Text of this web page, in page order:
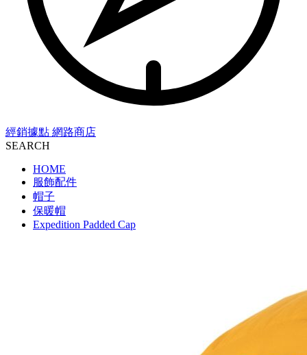
經銷據點 網路商店
SEARCH
HOME
服飾配件
帽子
保暖帽
Expedition Padded Cap